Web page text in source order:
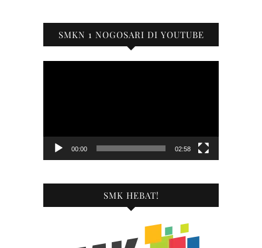
SMKN 1 NOGOSARI DI YOUTUBE
00:00 02:58
SMK HEBAT!